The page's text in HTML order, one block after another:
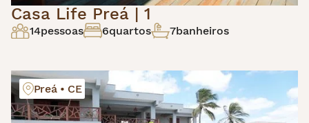
Casa Life Preá | 1
14pessoas 6quartos 7banheiros
Preá • CE